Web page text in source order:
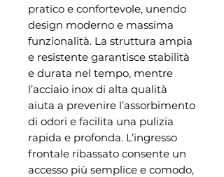
pratico e confortevole, unendo
design moderno e massima
funzionalità. La struttura ampia
e resistente garantisce stabilità
e durata nel tempo, mentre
l’acciaio inox di alta qualità
aiuta a prevenire l’assorbimento
di odori e facilita una pulizia
rapida e profonda. L’ingresso
frontale ribassato consente un
accesso più semplice e comodo,